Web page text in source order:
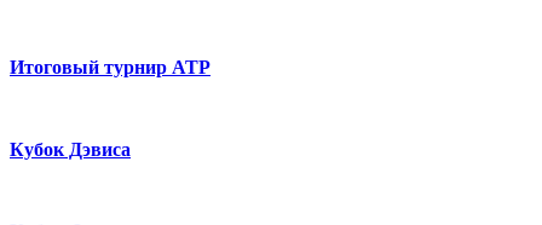
Итоговый турнир ATP
Кубок Дэвиса